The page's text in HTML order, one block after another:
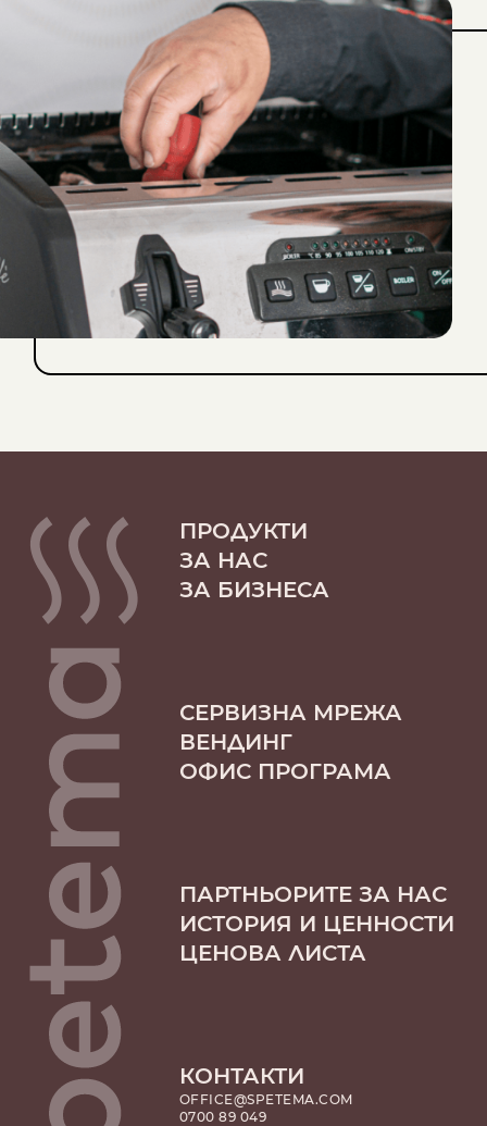
ПРОДУКТИ
ЗА НАС
ЗА БИЗНЕСА
СЕРВИЗНА МРЕЖА
ВЕНДИНГ
ОФИС ПРОГРАМА
ПАРТНЬОРИТЕ ЗА НАС
ИСТОРИЯ И ЦЕННОСТИ
ЦЕНОВА ЛИСТА
КОНТАКТИ
OFFICE@SPETEMA.COM
0700 89 049